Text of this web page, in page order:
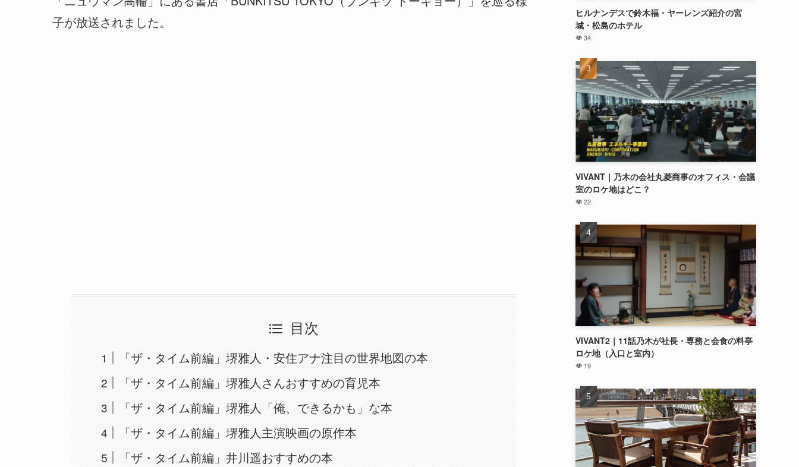
子が放送されました。
目次
「ザ・タイム前編」堺雅人・安住アナ注目の世界地図の本
「ザ・タイム前編」堺雅人さんおすすめの育児本
「ザ・タイム前編」堺雅人「俺、できるかも」な本
「ザ・タイム前編」堺雅人主演映画の原作本
「ザ・タイム前編」井川遥おすすめの本
ヒルナンデスで鈴木福・ヤーレンズ紹介の宮
城・松島のホテル
34
VIVANT｜乃木の会社丸菱商事のオフィス・会議
室のロケ地はどこ？
22
VIVANT2｜11話乃木が社長・専務と会食の料亭
ロケ地（入口と室内）
19